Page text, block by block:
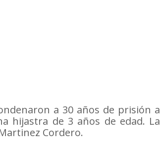
a 30 años de prisión a
hijastra de 3 años de edad. La
Cordero.